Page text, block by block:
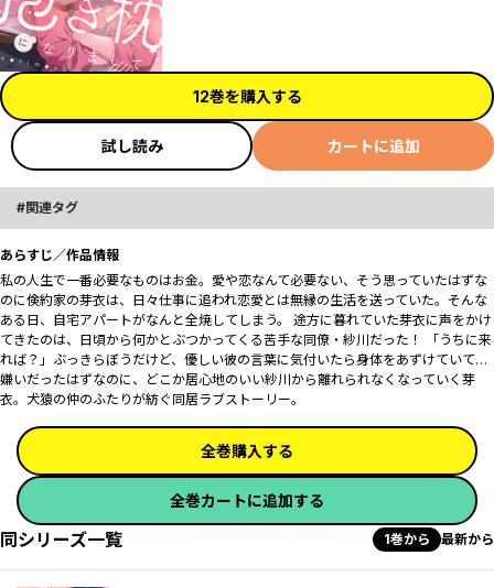
12巻を購入する
試し読み カートに追加
関連タグ
あらすじ／作品情報
私の人生で一番必要なものはお金。愛や恋なんて必要ない、そう思っていたはずな
のに――倹約家の芽衣は、日々仕事に追われ恋愛とは無縁の生活を送っていた。そんな
ある日、自宅アパートがなんと全焼してしまう。 途方に暮れていた芽衣に声をかけ
てきたのは、日頃から何かとぶつかってくる苦手な同僚・紗川だった！ 「うちに来
れば？」ぶっきらぼうだけど、優しい彼の言葉に気付いたら身体をあずけていて…
嫌いだったはずなのに、どこか居心地のいい紗川から離れられなくなっていく芽
衣。犬猿の仲のふたりが紡ぐ同居ラブストーリー。
全巻購入する
全巻カートに追加する
同シリーズ一覧 1巻から 最新から